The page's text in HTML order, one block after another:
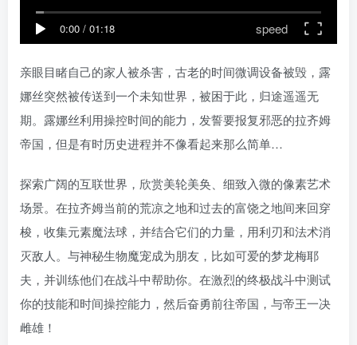
0:00 / 01:18 speed
亲眼目睹自己的家人被杀害，古老的时间微调设备被毁，露
娜丝突然被传送到一个未知世界，被困于此，归途遥遥无
期。露娜丝利用操控时间的能力，发誓要报复邪恶的拉齐姆
帝国，但是有时历史进程并不像看起来那么简单…
探索广阔的互联世界，欣赏美轮美奂、细致入微的像素艺术
场景。在拉齐姆当前的荒凉之地和过去的富饶之地间来回穿
梭，收集元素魔法球，并结合它们的力量，用利刃和法术消
灭敌人。与神秘生物魔宠成为朋友，比如可爱的梦龙梅耶
夫，并训练他们在战斗中帮助你。在激烈的终极战斗中测试
你的技能和时间操控能力，然后奋勇前往帝国，与帝王一决
雌雄！